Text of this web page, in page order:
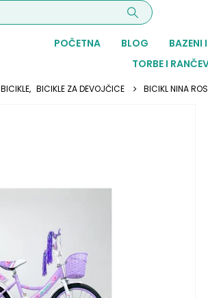
POČETNA BLOG BAZENI
TORBE I
BICIKLE, BICIKLE ZA DEVOJČICE BICIKL NINA